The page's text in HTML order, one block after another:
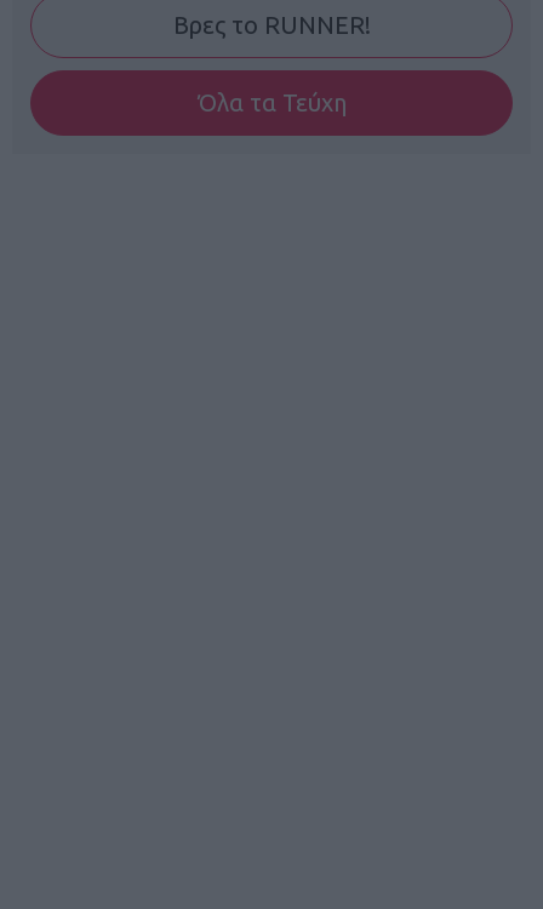
Βρες το RUNNER!
Όλα τα Τεύχη